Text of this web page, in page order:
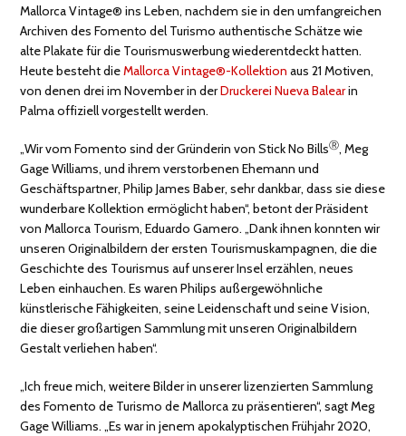
Mallorca Vintage® ins Leben, nachdem sie in den umfangreichen
Archiven des Fomento del Turismo authentische Schätze wie
alte Plakate für die Tourismuswerbung wiederentdeckt hatten.
Heute besteht dieMallorca Vintage®-Kollektion aus 21 Motiven,
von denen drei im November in derDruckerei Nueva Balearin
Palma offiziell vorgestellt werden.
„Wir vom Fomento sind der Gründerin von Stick No BillsⓇ, Meg
Gage Williams, und ihrem verstorbenen Ehemann und
Geschäftspartner, Philip James Baber, sehr dankbar, dass sie diese
wunderbare Kollektion ermöglicht haben“, betont der Präsident
von Mallorca Tourism, Eduardo Gamero. „Dank ihnen konnten wir
unseren Originalbildern der ersten Tourismuskampagnen, die die
Geschichte des Tourismus auf unserer Insel erzählen, neues
Leben einhauchen. Es waren Philips außergewöhnliche
künstlerische Fähigkeiten, seine Leidenschaft und seine Vision,
die dieser großartigen Sammlung mit unseren Originalbildern
Gestalt verliehen haben“.
„Ich freue mich, weitere Bilder in unserer lizenzierten Sammlung
des Fomento de Turismo de Mallorca zu präsentieren“, sagt Meg
Gage Williams. „Es war in jenem apokalyptischen Frühjahr 2020,